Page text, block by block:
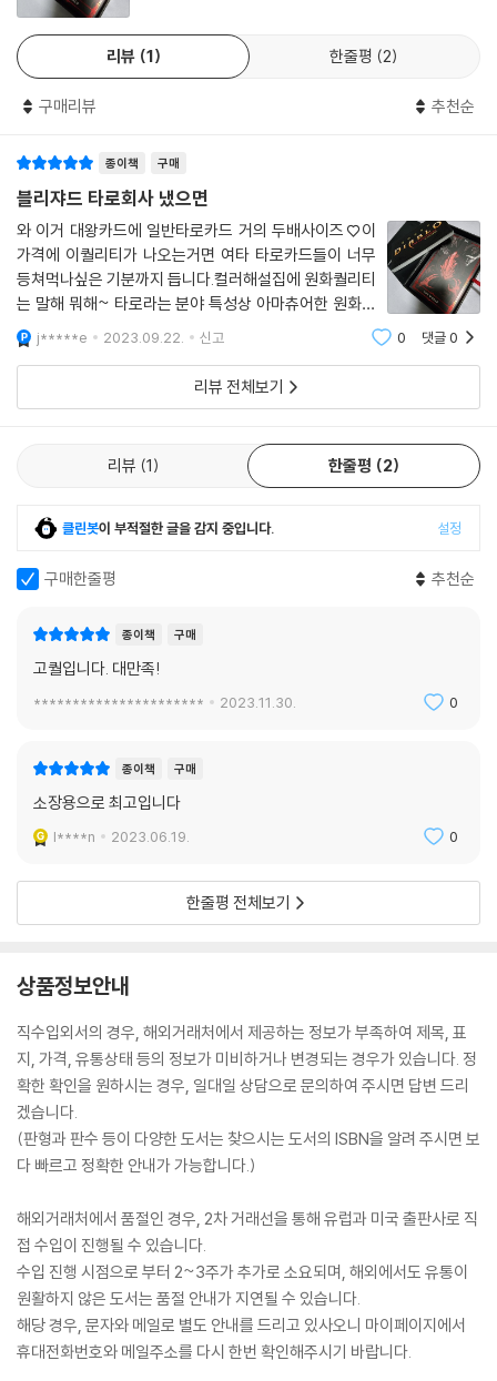
리뷰 1 한줄평 2
구매리뷰 추천순
종이책 구매
블리쟈드 타로회사 냈으면
와 이거 대왕카드에 일반타로카드 거의 두배사이즈♡이
가격에 이퀄리티가 나오는거면 여타 타로카드들이 너무
등쳐먹나싶은 기분까지 듭니다.컬러해설집에 원화퀄리티
는 말해 뭐해~ 타로라는 분야 특성상 아마츄어한 원화나
이미지도 많은데 프로페셔널이자나요 블리자드!!!와우저
이고 디아블로 그다지 즐기진 않았던 사람이지만 기대이
j*****e 2023.09.22. 신고 0 댓글0
리뷰 전체보기
리뷰 1 한줄평 2
클린봇이 부적절한 글을 감지 중입니다. 설정
구매한줄평 추천순
종이책 구매
고퀄입니다. 대만족!
********************** 2023.11.30. 0
종이책 구매
소장용으로 최고입니다
l****n 2023.06.19. 0
한줄평 전체보기
상품정보안내
직수입외서의 경우, 해외거래처에서 제공하는 정보가 부족하여 제목, 표
지, 가격, 유통상태 등의 정보가 미비하거나 변경되는 경우가 있습니다. 정
확한 확인을 원하시는 경우, 일대일 상담으로 문의하여 주시면 답변 드리
겠습니다.
(판형과 판수 등이 다양한 도서는 찾으시는 도서의 ISBN을 알려 주시면 보
다 빠르고 정확한 안내가 가능합니다.)
해외거래처에서 품절인 경우, 2차 거래선을 통해 유럽과 미국 출판사로 직
접 수입이 진행될 수 있습니다.
수입 진행 시점으로 부터 2~3주가 추가로 소요되며, 해외에서도 유통이
원활하지 않은 도서는 품절 안내가 지연될 수 있습니다.
해당 경우, 문자와 메일로 별도 안내를 드리고 있사오니 마이페이지에서
휴대전화번호와 메일주소를 다시 한번 확인해주시기 바랍니다.